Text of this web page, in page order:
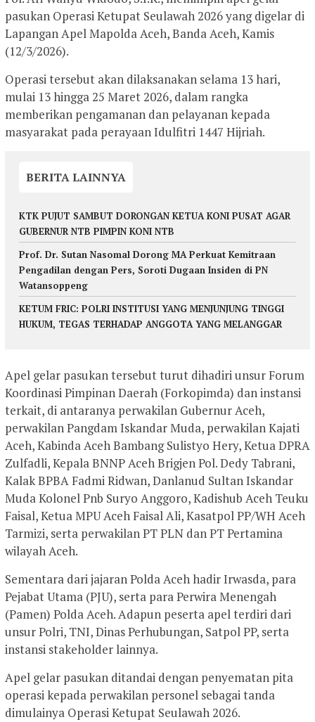
pasukan Operasi Ketupat Seulawah 2026 yang digelar di
Lapangan Apel Mapolda Aceh, Banda Aceh, Kamis
(12/3/2026).
Operasi tersebut akan dilaksanakan selama 13 hari,
mulai 13 hingga 25 Maret 2026, dalam rangka
memberikan pengamanan dan pelayanan kepada
masyarakat pada perayaan Idulfitri 1447 Hijriah.
BERITA LAINNYA
KTK PUJUT SAMBUT DORONGAN KETUA KONI PUSAT AGAR
GUBERNUR NTB PIMPIN KONI NTB
Prof. Dr. Sutan Nasomal Dorong MA Perkuat Kemitraan
Pengadilan dengan Pers, Soroti Dugaan Insiden di PN
Watansoppeng
KETUM FRIC: POLRI INSTITUSI YANG MENJUNJUNG TINGGI
HUKUM, TEGAS TERHADAP ANGGOTA YANG MELANGGAR
Apel gelar pasukan tersebut turut dihadiri unsur Forum
Koordinasi Pimpinan Daerah (Forkopimda) dan instansi
terkait, di antaranya perwakilan Gubernur Aceh,
perwakilan Pangdam Iskandar Muda, perwakilan Kajati
Aceh, Kabinda Aceh Bambang Sulistyo Hery, Ketua DPRA
Zulfadli, Kepala BNNP Aceh Brigjen Pol. Dedy Tabrani,
Kalak BPBA Fadmi Ridwan, Danlanud Sultan Iskandar
Muda Kolonel Pnb Suryo Anggoro, Kadishub Aceh Teuku
Faisal, Ketua MPU Aceh Faisal Ali, Kasatpol PP/WH Aceh
Tarmizi, serta perwakilan PT PLN dan PT Pertamina
wilayah Aceh.
Sementara dari jajaran Polda Aceh hadir Irwasda, para
Pejabat Utama (PJU), serta para Perwira Menengah
(Pamen) Polda Aceh. Adapun peserta apel terdiri dari
unsur Polri, TNI, Dinas Perhubungan, Satpol PP, serta
instansi stakeholder lainnya.
Apel gelar pasukan ditandai dengan penyematan pita
operasi kepada perwakilan personel sebagai tanda
dimulainya Operasi Ketupat Seulawah 2026.